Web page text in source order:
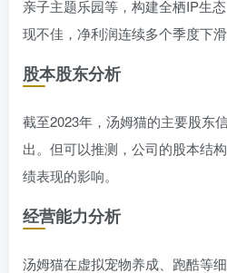
亲子主题乐园等，构建全栖IP生
现不佳，净利润连续多个季度下滑
股本股东分析
截至2023年，汤姆猫的主要股东
出。但可以推测，公司的股本结
绩表现的影响。
经营能力分析
汤姆猫在虚拟宠物养成、跑酷等